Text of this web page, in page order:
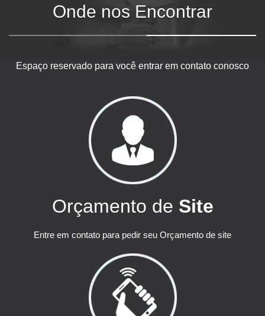
Onde nos Encontrar
Espaço reservado para você entrar em contato conosco
Orçamento de Site
Entre em contato para pedir seu Orçamento de site